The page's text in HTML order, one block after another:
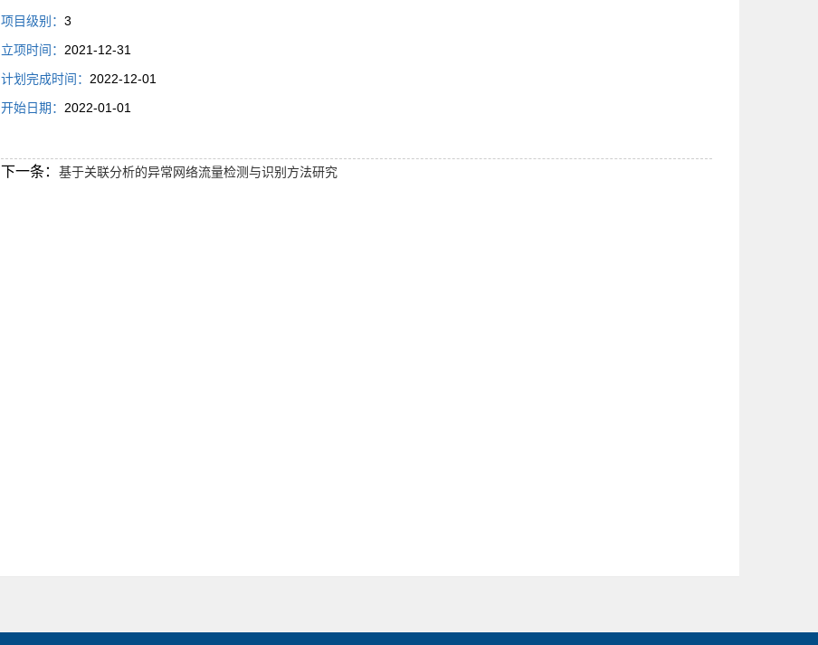
项目级别： 3
立项时间： 2021-12-31
计划完成时间： 2022-12-01
开始日期： 2022-01-01
下一条： 基于关联分析的异常网络流量检测与识别方法研究